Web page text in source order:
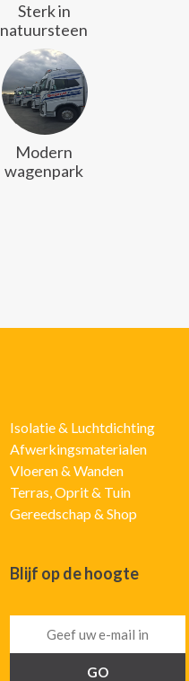
Sterk in
natuursteen
Modern
wagenpark
Isolatie & Luchtdichting
Afwerkingsmaterialen
Vloeren & Wanden
Terras, Oprit & Tuin
Gereedschap & Shop
Blijf op de hoogte